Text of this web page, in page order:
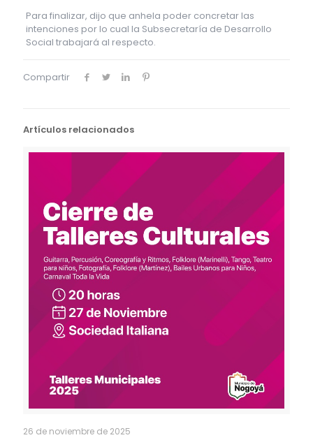
Para finalizar, dijo que anhela poder concretar las
intenciones por lo cual la Subsecretaría de Desarrollo
Social trabajará al respecto.
Compartir
Artículos relacionados
26 de noviembre de 2025